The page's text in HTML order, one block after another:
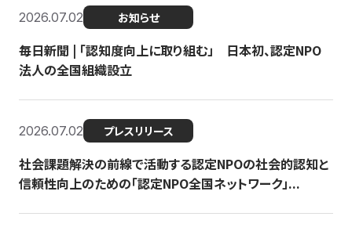
2026.07.02 お知らせ
毎日新聞 | 「認知度向上に取り組む」 日本初、認定NPO
法人の全国組織設立
2026.07.02 プレスリリース
社会課題解決の前線で活動する認定NPOの社会的認知と
信頼性向上のための「認定NPO全国ネットワーク」...